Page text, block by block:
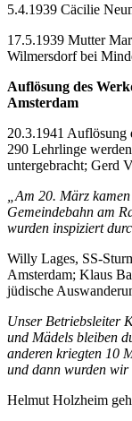
5.4.1939 Cäcilie
17.5.1939 Mutter
Wilmersdorf bei
Auflösung des
Amsterdam
20.3.1941 Auflösung
290 Lehrlinge
untergebracht; Gerd
„Am 20. März
Gemeindebahn am
wurden inspiziert
Willy Lages, SS-
Amsterdam; Klaus
jüdische
Unser Betriebsleiter
und Mädels bleiben
anderen kriegten 10
und dann wurden
Helmut Holzheim